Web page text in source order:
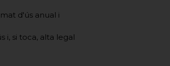
d'ús anual i
i, si toca, alta legal